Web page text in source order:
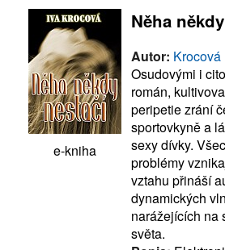
e-kniha
Něha
Autor: Krocová
Osudovými i
román,
peripetie zrání
sportovkyně a
sexy dívky.
problémy
vztahu přináší
dynamických
narážejících na
světa.